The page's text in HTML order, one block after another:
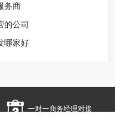
务商
的公司
哪家好
一对一商务经理对接